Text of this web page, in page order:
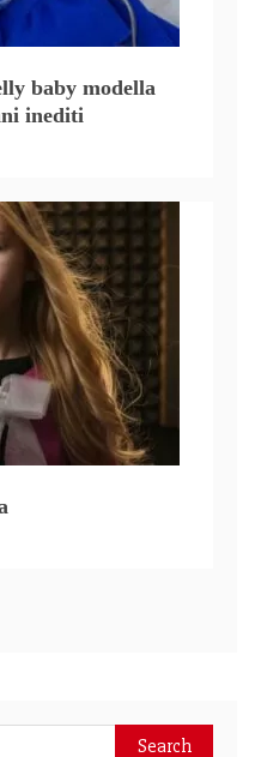
baby modella
inediti